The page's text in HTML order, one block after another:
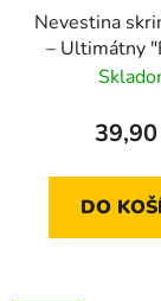
Nevestina
– Ultimátny
Be" zážitok
DO